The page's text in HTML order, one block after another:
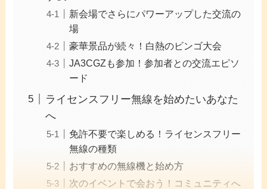
新会場でさらにパワーアップした交流の
場
豪華景品が続々！白熱のビンゴ大会
JA3CGZも参加！参加者との交流エピソ
ード
ライセンスフリー無線を始めたいあなた
へ
免許不要で楽しめる！ライセンスフリー
無線の種類
おすすめの無線機と始め方
次のイベントで会おう！コミュニティへ